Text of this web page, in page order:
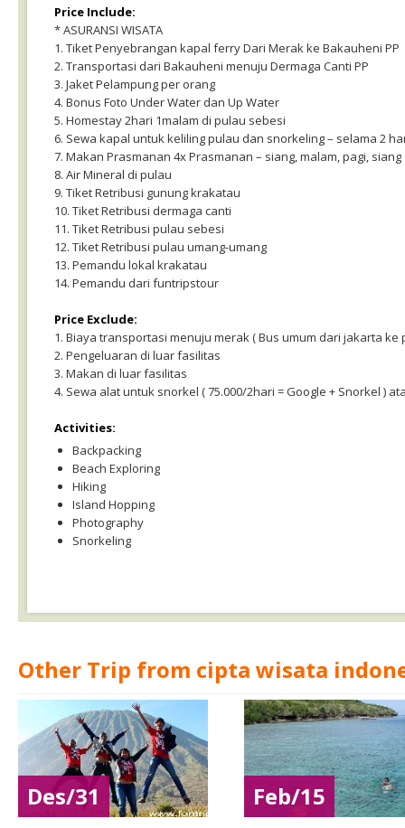
Price Include:
* ASURANSI WISATA
1. Tiket Penyebrangan kapal ferry Dari Merak ke Bakauheni PP
2. Transportasi dari Bakauheni menuju Dermaga Canti PP
3. Jaket Pelampung per orang
4. Bonus Foto Under Water dan Up Water
5. Homestay 2hari 1malam di pulau sebesi
6. Sewa kapal untuk keliling pulau dan snorkeling – selama 2
7. Makan Prasmanan 4x Prasmanan – siang, malam, pagi, siang
8. Air Mineral di pulau
9. Tiket Retribusi gunung krakatau
10. Tiket Retribusi dermaga canti
11. Tiket Retribusi pulau sebesi
12. Tiket Retribusi pulau umang-umang
13. Pemandu lokal krakatau
14. Pemandu dari funtripstour
Price Exclude:
1. Biaya transportasi menuju merak ( Bus umum dari jakarta ke
2. Pengeluaran di luar fasilitas
3. Makan di luar fasilitas
4. Sewa alat untuk snorkel ( 75.000/2hari = Google + Snorkel )
Activities:
Backpacking
Beach Exploring
Hiking
Island Hopping
Photography
Snorkeling
Other Trip from cipta wisata
Des/31 Feb/15